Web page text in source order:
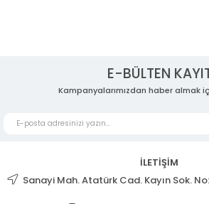
E-BÜLTEN
Kampanyalarımızdan haber almak
İLETİŞİM
Sanayi Mah. Atatürk Cad. Kayın Sok.